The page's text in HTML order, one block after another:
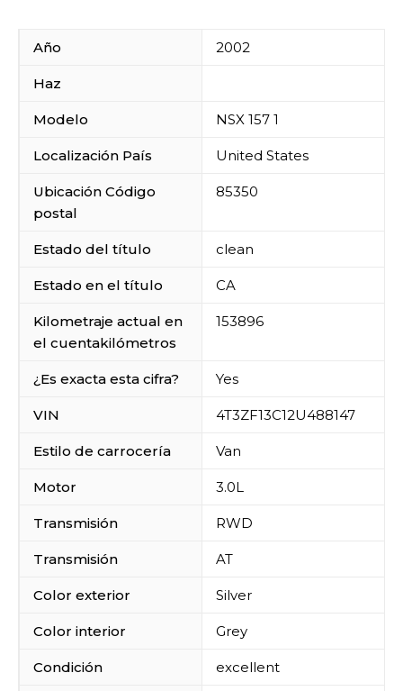
Año 2002
Haz
Modelo NSX 157 1
Localización País United States
Ubicación Código
postal
85350
Estado del título clean
Estado en el título CA
Kilometraje actual en
el cuentakilómetros
153896
¿Es exacta esta cifra? Yes
VIN 4T3ZF13C12U488147
Estilo de carrocería Van
Motor 3.0L
Transmisión RWD
Transmisión AT
Color exterior Silver
Color interior Grey
Condición excellent